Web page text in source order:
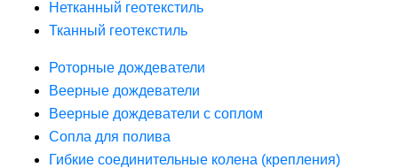
Нетканный геотекстиль
Тканный геотекстиль
Роторные дождеватели
Веерные дождеватели
Веерные дождеватели с соплом
Сопла для полива
Гибкие соединительные колена (крепления)